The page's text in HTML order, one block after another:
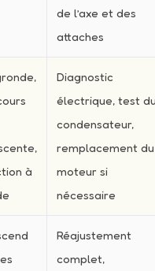
de l’axe et des
attaches
à
Diagnostic
électrique, test
condensateur,
remplacement du
moteur si
nécessaire
Réajustement
complet,